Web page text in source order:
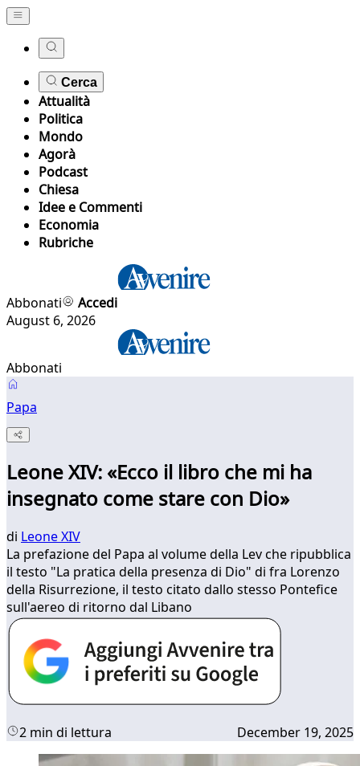
Cerca
Attualità
Politica
Mondo
Agorà
Podcast
Chiesa
Idee e Commenti
Economia
Rubriche
Abbonati
Accedi
August 6, 2026
Abbonati
Papa
Leone XIV: «Ecco il libro che mi ha
insegnato come stare con Dio»
di Leone XIV
La prefazione del Papa al volume della Lev che ripubblica
il testo "La pratica della presenza di Dio" di fra Lorenzo
della Risurrezione, il testo citato dallo stesso Pontefice
sull'aereo di ritorno dal Libano
2 min di lettura December 19, 2025